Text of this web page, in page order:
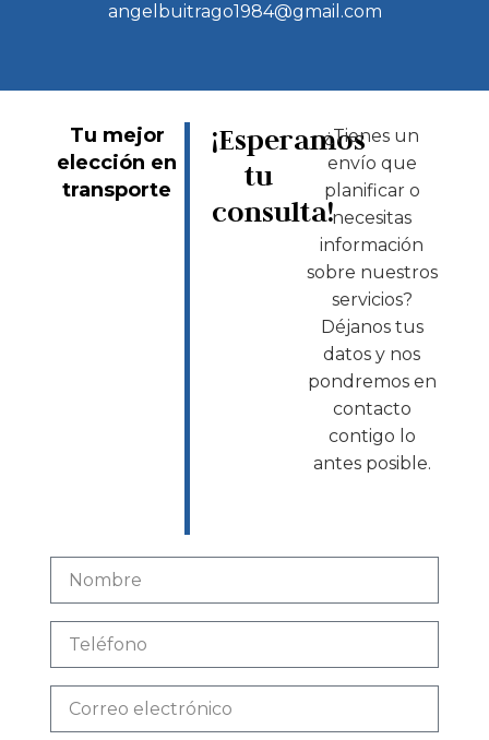
angelbuitrago1984@gmail.com
Tu mejor
elección en
transporte
¡Esperamos
tu
consulta!
¿Tienes un
envío que
planificar o
necesitas
información
sobre nuestros
servicios?
Déjanos tus
datos y nos
pondremos en
contacto
contigo lo
antes posible.